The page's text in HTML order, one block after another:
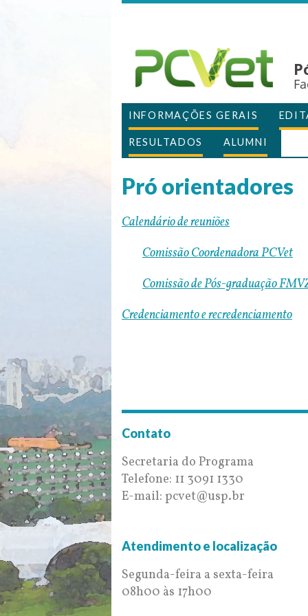
INFORMAÇÕES GERAIS
RESULTADOS ALUMNI
Pró orientadores
Calendário de reuniões
Comissão Coordenadora PCVet
Comissão de Pós-graduação
Credenciamento e recredenciamento
Contato
Secretaria do Programa
Telefone: 11 3091 1330
E-mail: pcvet@usp.br
Atendimento e localização
Segunda-feira a sexta-feira
08h00 às 17h00